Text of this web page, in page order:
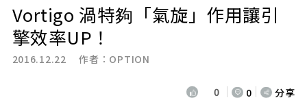
Vortigo 渦特夠「氣旋」作用讓引
擎效率UP！
2016.12.22 作者： OPTION
0 0 分享